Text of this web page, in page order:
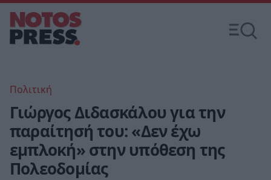
Πολιτική
Γιώργος Διδασκάλου για την
παραίτησή του: «Δεν έχω
εμπλοκή» στην υπόθεση της
Πολεοδομίας